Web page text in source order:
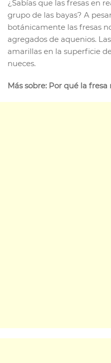
¿Sabías que las fresas en
grupo de las bayas? A
botánicamente las fresas
agregados de aquenios.
amarillas en la superficie
nueces.
Más sobre: Por qué la